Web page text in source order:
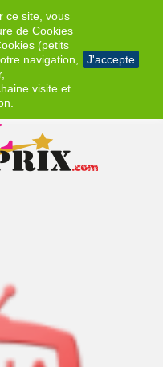
ce site, vous
de Cookies
(petits
navigation,
visite et
J'accepte